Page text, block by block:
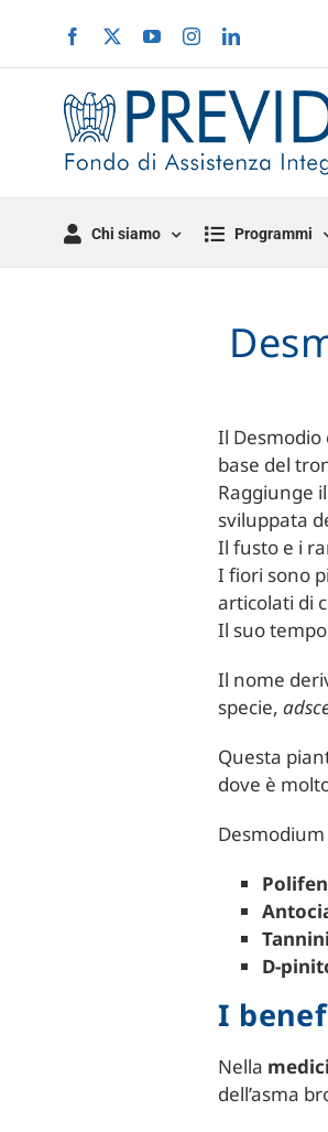
contenuto
Facebook
X YouTubeInstagramLinkedIn
Chi siamo Programmi
Il
base del
Raggiunge
sviluppata
Il fusto e i
I fiori sono
articolati di
Il suo
Il nome
specie,
Questa
dove è
Tannini
D-
I
Nella
dell’asma